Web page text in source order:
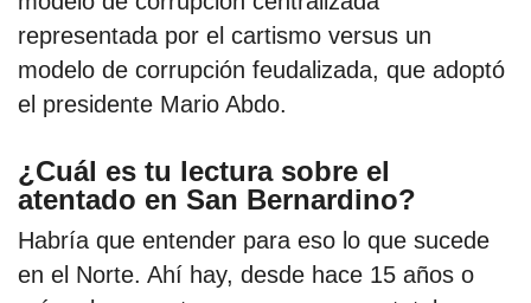
scrolls
timeline
chequeo
descargables
el surti
acerca
representada por el cartismo versus un
modelo de corrupción feudalizada, que adoptó
el presidente Mario Abdo.
¿Cuál es tu lectura sobre el
atentado en San Bernardino?
Habría que entender para eso lo que sucede
en el Norte. Ahí hay, desde hace 15 años o